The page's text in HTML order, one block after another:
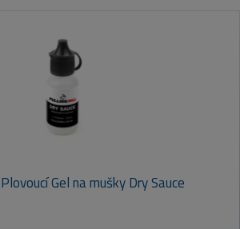
Gel na mušky Dry Sauce